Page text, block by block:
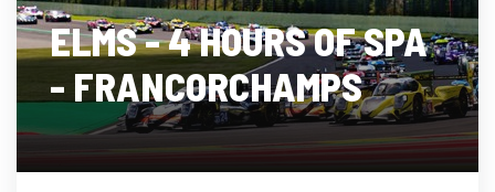
ELMS - 4 HOURS OF SPA
- FRANCORCHAMPS